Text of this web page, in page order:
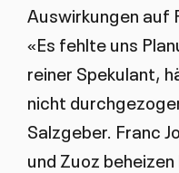
Auswirkungen auf
«Es fehlte uns
reiner Spekulant,
nicht
Salzgeber. Franc
und Zuoz